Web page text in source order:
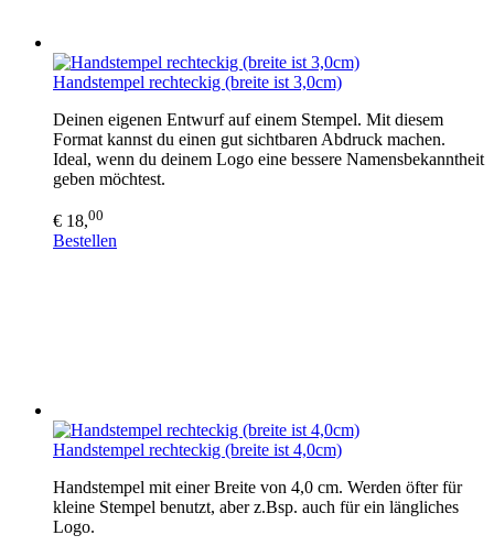
Handstempel rechteckig (breite ist 3,0cm)
Deinen eigenen Entwurf auf einem Stempel. Mit diesem
Format kannst du einen gut sichtbaren Abdruck machen.
Ideal, wenn du deinem Logo eine bessere Namensbekanntheit
geben möchtest.
€ 18,00
Bestellen
Handstempel rechteckig (breite ist 4,0cm)
Handstempel mit einer Breite von 4,0 cm. Werden öfter für
kleine Stempel benutzt, aber z.Bsp. auch für ein längliches
Logo.